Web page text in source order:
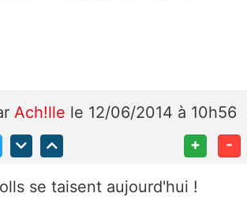
Ach!lle le 12/06/2014 à 10h56
+ -
se taisent aujourd'hui !